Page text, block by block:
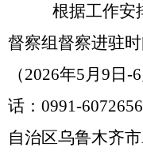
根据工作安
督察组督察进驻
（2026年5月9日-
话： 0991-
自治区乌鲁木齐